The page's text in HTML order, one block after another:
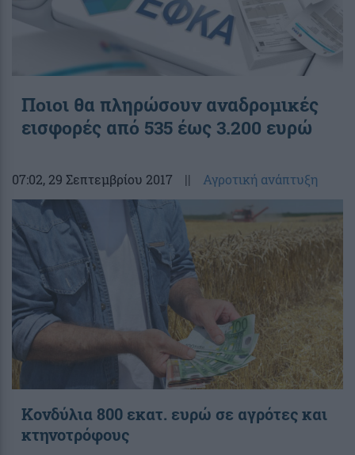
Ποιοι θα πληρώσουν αναδρομικές
εισφορές από 535 έως 3.200 ευρώ
07:02, 29 Σεπτεμβρίου 2017 || Αγροτική ανάπτυξη
Κονδύλια 800 εκατ. ευρώ σε αγρότες και
κτηνοτρόφους